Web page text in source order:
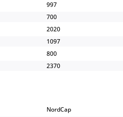
997
700
2020
1097
800
2370
NordCap